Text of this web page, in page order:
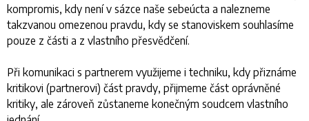
kompromis, kdy není v sázce naše sebeúcta a nalezneme
takzvanou omezenou pravdu, kdy se stanoviskem souhlasíme
pouze z části a z vlastního přesvědčení.
Při komunikaci s partnerem využijeme i techniku, kdy přiznáme
kritikovi (partnerovi) část pravdy, přijmeme část oprávněné
kritiky, ale zároveň zůstaneme konečným soudcem vlastního